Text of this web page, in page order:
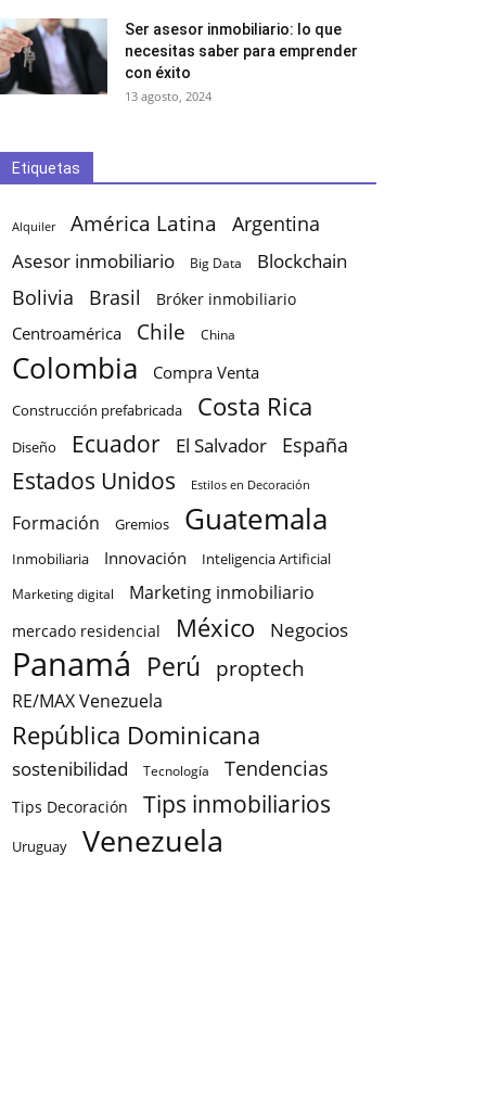
Ser asesor inmobiliario: lo que
necesitas saber para emprender
con éxito
13 agosto, 2024
Etiquetas
Alquiler América Latina Argentina
Asesor inmobiliario Big Data Blockchain
Bolivia Brasil Bróker inmobiliario
Centroamérica Chile China
Colombia Compra Venta
Construcción prefabricada Costa Rica
Diseño Ecuador El Salvador España
Estados Unidos Estilos en Decoración
Formación Gremios Guatemala
Inmobiliaria Innovación Inteligencia Artificial
Marketing digital Marketing inmobiliario
mercado residencial México Negocios
Panamá Perú proptech
RE/MAX Venezuela
República Dominicana
sostenibilidad Tecnología Tendencias
Tips Decoración Tips inmobiliarios
Uruguay Venezuela